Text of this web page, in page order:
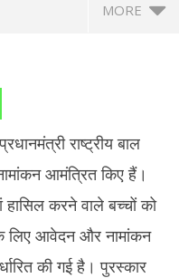
MORE
राष्ट्रीय बाल
आमंत्रित किए हैं।
हासिल करने वाले बच्चों को
के लिए आवेदन और नामांकन
की गई है। पुरस्कार